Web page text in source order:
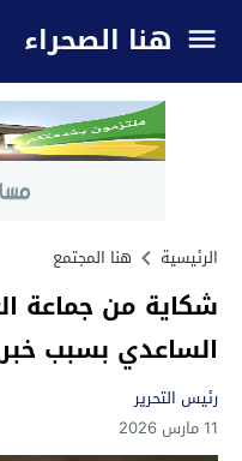
هنا الصحراء
الرئيسية هنا المجتمع
شكاية من جماعة
الساعدي بسبب
رئيس التحرير
11 مارس 2026